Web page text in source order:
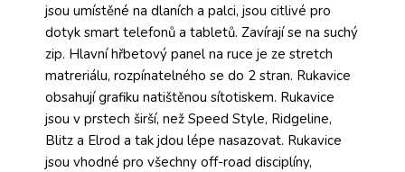
jsou umístěné na dlaních a palci, jsou citlivé pro
dotyk smart telefonů a tabletů. Zavírají se na suchý
zip. Hlavní hřbetový panel na ruce je ze stretch
matreriálu, rozpínatelného se do 2 stran. Rukavice
obsahují grafiku natištěnou sítotiskem. Rukavice
jsou v prstech širší, než Speed Style, Ridgeline,
Blitz a Elrod a tak jdou lépe nasazovat. Rukavice
jsou vhodné pro všechny off-road disciplíny,